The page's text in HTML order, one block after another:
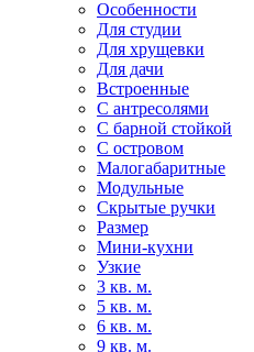
Особенности
Для студии
Для хрущевки
Для дачи
Встроенные
С антресолями
С барной стойкой
С островом
Малогабаритные
Модульные
Скрытые ручки
Размер
Мини-кухни
Узкие
3 кв. м.
5 кв. м.
6 кв. м.
9 кв. м.